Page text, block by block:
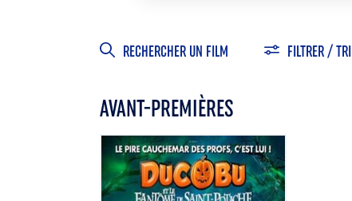
RECHERCHER UN FILM FILTRER /
AVANT-PREMIÈRES